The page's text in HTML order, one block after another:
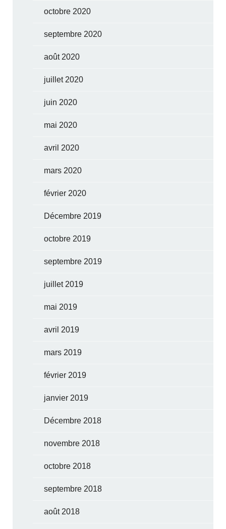
octobre 2020
septembre 2020
août 2020
juillet 2020
juin 2020
mai 2020
avril 2020
mars 2020
février 2020
Décembre 2019
octobre 2019
septembre 2019
juillet 2019
mai 2019
avril 2019
mars 2019
février 2019
janvier 2019
Décembre 2018
novembre 2018
octobre 2018
septembre 2018
août 2018